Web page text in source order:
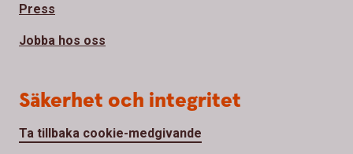
Press
Jobba hos oss
Säkerhet och integritet
Ta tillbaka cookie-medgivande